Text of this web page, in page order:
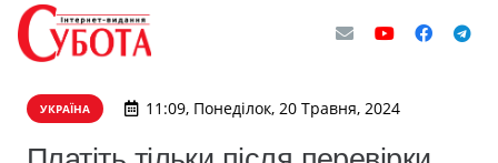
УКРАЇНА 11:09, Понеділок, 20 Травня, 2024